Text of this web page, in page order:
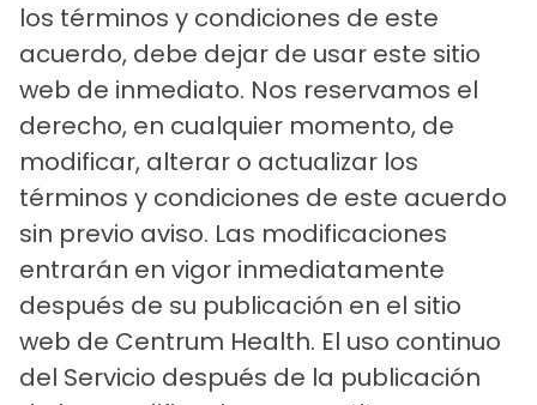
los términos y condiciones de este
acuerdo, debe dejar de usar este sitio
web de inmediato. Nos reservamos el
derecho, en cualquier momento, de
modificar, alterar o actualizar los
términos y condiciones de este acuerdo
sin previo aviso. Las modificaciones
entrarán en vigor inmediatamente
después de su publicación en el sitio
web de Centrum Health. El uso continuo
del Servicio después de la publicación